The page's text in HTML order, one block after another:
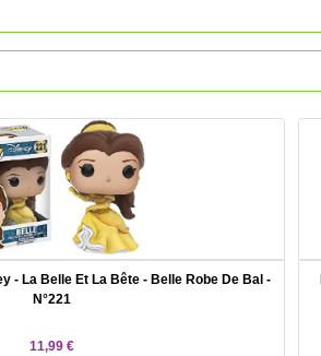
- La Belle Et La Bête - Belle Robe De Bal -
N°221
11,99 €